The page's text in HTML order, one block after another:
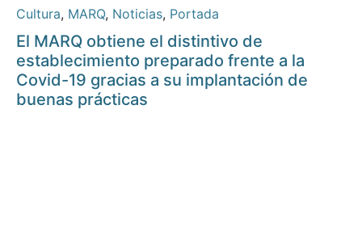
Cultura, MARQ, Noticias, Portada
El MARQ obtiene el distintivo de
establecimiento preparado frente a la
Covid-19 gracias a su implantación de
buenas prácticas